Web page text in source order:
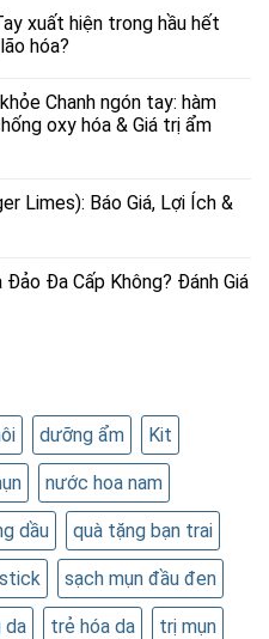
xuất hiện trong hầu hết
hóa?
Chanh ngón tay: hàm
oxy hóa & Giá trị ẩm
Limes): Báo Giá, Lợi Ích &
Đảo Đa Cấp Không? Đánh Giá
dưỡng ẩm Kit
nước hoa nam
dầu quà tặng bạn trai
sạch mụn đầu đen
da trẻ hóa da trị mụn